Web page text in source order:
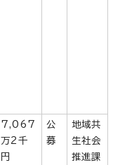
7,067
万2千
円
公
募
地域共
生社会
推進課